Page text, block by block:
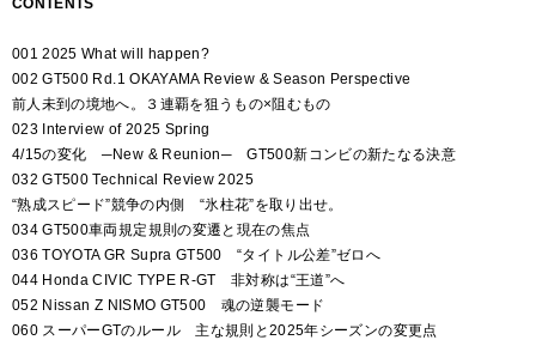
CONTENTS
001 2025 What will happen?
002 GT500 Rd.1 OKAYAMA Review & Season Perspective
前人未到の境地へ。３連覇を狙うもの×阻むもの
023 Interview of 2025 Spring
4/15の変化 ─New & Reunion─ GT500新コンビの新たなる決意
032 GT500 Technical Review 2025
“熟成スピード”競争の内側 “氷柱花”を取り出せ。
034 GT500車両規定規則の変遷と現在の焦点
036 TOYOTA GR Supra GT500 “タイトル公差”ゼロへ
044 Honda CIVIC TYPE R-GT 非対称は“王道”へ
052 Nissan Z NISMO GT500 魂の逆襲モード
060 スーパーGTのルール 主な規則と2025年シーズンの変更点